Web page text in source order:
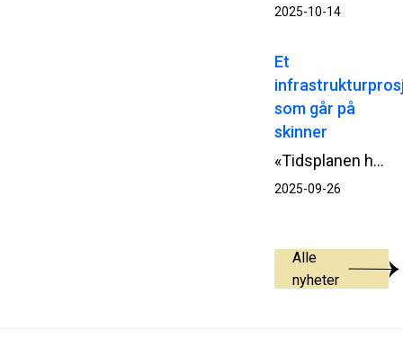
2025-10-14
Et
som går på
skinner
«Tidsplanen holdt» og "På Majorstuen går det på skinner" lyder det fra Aftenpostens på lederplass. Prosjektet trekkes frem som et sjeldent eksempel på at infrastrukturprosjekter faktisk kan gjennomføres som planlagt.
2025-09-26
Alle
nyheter